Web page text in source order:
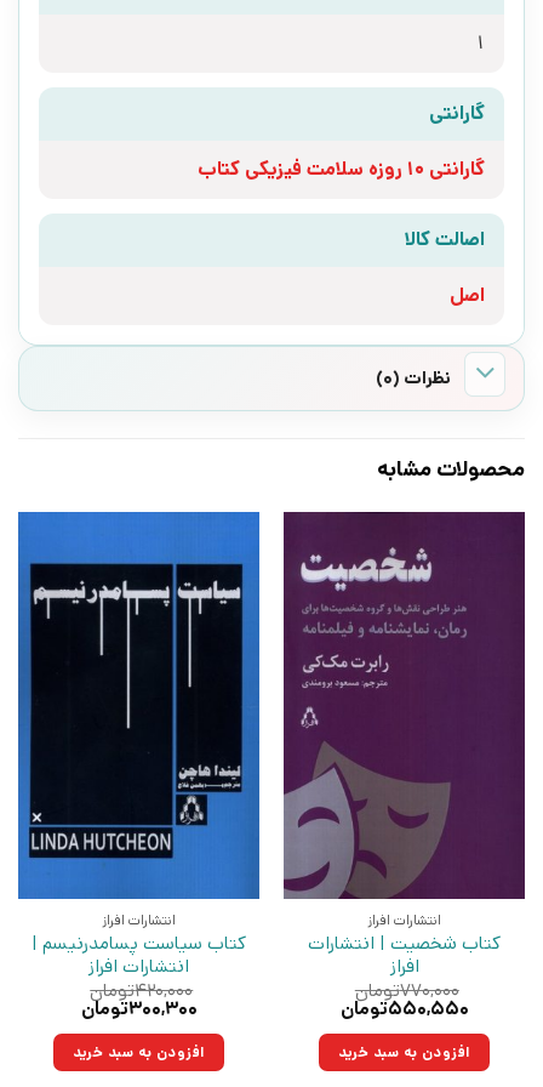
1
گارانتی
گارانتی 10 روزه سلامت فیزیکی کتاب
اصالت کالا
اصل
نظرات (0)
محصولات مشابه
انتشارات افراز
کتاب شخصیت | انتشارات
افراز
۷۷۰,۰۰۰تومان
قیمت
۷۷۰,۰۰۰تومان
بود.
۵۵۰,۵۵۰تومان
۵۵۰,۵۵۰تومان. افزودن به سبد خرید
انتشارات افراز
کتاب سیاست پسامدرنیسم |
انتشارات افراز
۴۲۰,۰۰۰تومان
قیمت
۴۲۰,۰۰۰تومان
بود.
۳۰۰,۳۰۰تومان
۳۰۰,۳۰۰تومان.افزودن به سبد خرید